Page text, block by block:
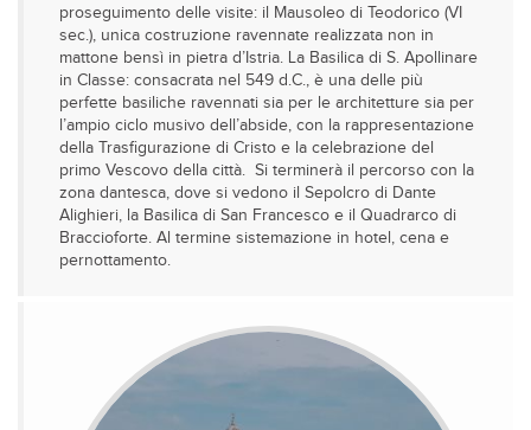
proseguimento delle visite: il Mausoleo di Teodorico (VI
sec.), unica costruzione ravennate realizzata non in
mattone bensì in pietra d’Istria. La Basilica di S. Apollinare
in Classe: consacrata nel 549 d.C., è una delle più
perfette basiliche ravennati sia per le architetture sia per
l’ampio ciclo musivo dell’abside, con la rappresentazione
della Trasfigurazione di Cristo e la celebrazione del
primo Vescovo della città. Si terminerà il percorso con la
zona dantesca, dove si vedono il Sepolcro di Dante
Alighieri, la Basilica di San Francesco e il Quadrarco di
Braccioforte. Al termine sistemazione in hotel, cena e
pernottamento.